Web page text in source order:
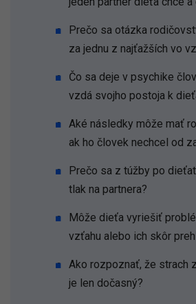
Prečo sa otázka
za jednu z najťažších vo
Čo sa deje v psychike
vzdá svojho postoja k
Aké následky môže mať
ak ho človek nechcel od
Prečo sa z túžby po
tlak na partnera?
Môže dieťa vyriešiť
vzťahu alebo ich skôr
Ako rozpoznať, že strach
je len dočasný?